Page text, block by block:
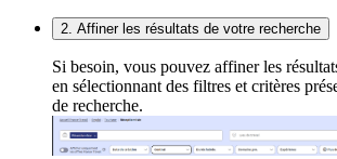
2. Affiner les résultats de votre recherche
Si besoin, vous pouvez affiner les
en sélectionnant des filtres et critères
de recherche.